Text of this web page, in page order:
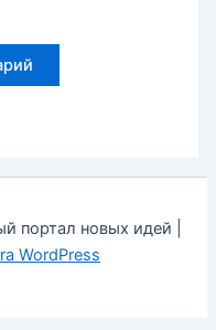
портал новых идей |
WordPress